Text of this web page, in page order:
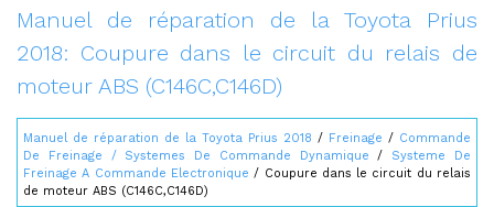
Manuel de réparation de la Toyota Prius
2018: Coupure dans le circuit du relais de
moteur ABS (C146C,C146D)
Manuel de réparation de la Toyota Prius 2018 / Freinage / Commande
De Freinage / Systemes De Commande Dynamique / Systeme De
Freinage A Commande Electronique / Coupure dans le circuit du relais
de moteur ABS (C146C,C146D)